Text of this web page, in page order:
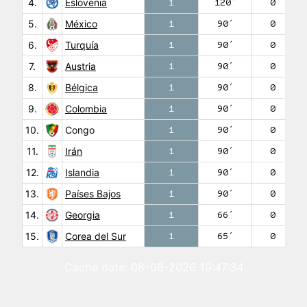
4.
Eslovenia 1 120′
0
5.
México 1 90′
0
6.
Turquía 1 90′
0
7.
Austria 1 90′
0
8.
Bélgica 1 90′
0
9.
Colombia 1 90′
0
10.
Congo 1 90′
0
11.
Irán 1 90′
0
12.
Islandia 1 90′
0
13.
Países Bajos 1 90′
0
14.
Georgia 1 66′
0
15.
Corea del Sur 1 65′ 0